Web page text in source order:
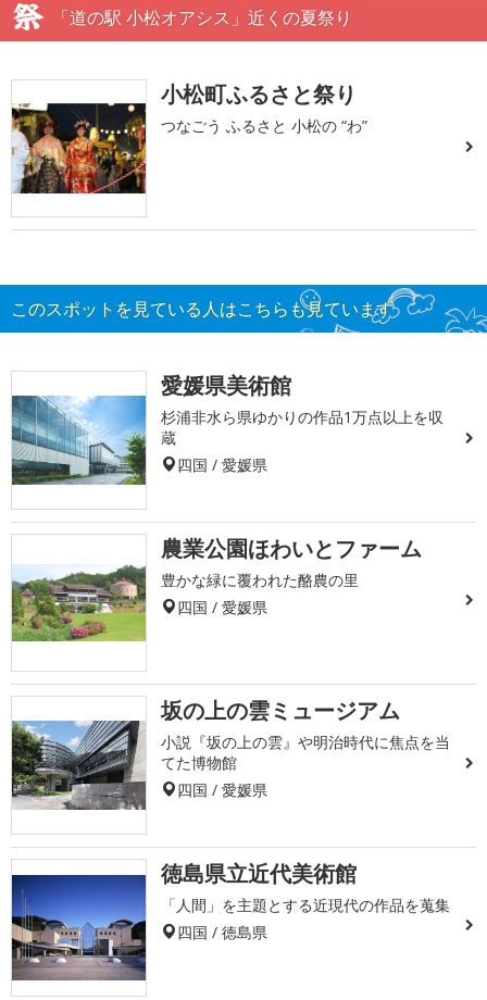
「道の駅 小松オアシス」近くの夏祭り
小松町ふるさと祭り
つなごう ふるさと 小松の “わ”
このスポットを見ている人はこちらも見ています
愛媛県美術館
杉浦非水ら県ゆかりの作品1万点以上を収
蔵
四国 / 愛媛県
農業公園ほわいとファーム
豊かな緑に覆われた酪農の里
四国 / 愛媛県
坂の上の雲ミュージアム
小説『坂の上の雲』や明治時代に焦点を当
てた博物館
四国 / 愛媛県
徳島県立近代美術館
「人間」を主題とする近現代の作品を蒐集
四国 / 徳島県